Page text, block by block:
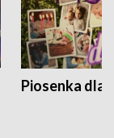
Piosenka dla